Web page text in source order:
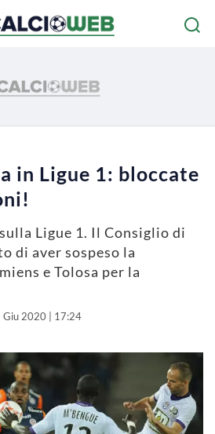
in Ligue 1: bloccate
Ligue 1. Il Consiglio di
di aver sospeso la
e Tolosa per la
Giu 2020 | 17:24